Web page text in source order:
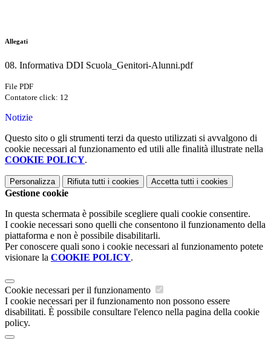
Allegati
08. Informativa DDI Scuola_Genitori-Alunni.pdf
File PDF
Contatore click: 12
Notizie
Questo sito o gli strumenti terzi da questo utilizzati si avvalgono di
cookie necessari al funzionamento ed utili alle finalità illustrate nella
COOKIE POLICY.
Personalizza Rifiuta tutti i cookies Accetta tutti i cookies
Gestione cookie
In questa schermata è possibile scegliere quali cookie consentire.
I cookie necessari sono quelli che consentono il funzionamento della
piattaforma e non è possibile disabilitarli.
Per conoscere quali sono i cookie necessari al funzionamento potete
visionare la COOKIE POLICY.
Cookie necessari per il funzionamento
I cookie necessari per il funzionamento non possono essere
disabilitati. È possibile consultare l'elenco nella pagina della cookie
policy.